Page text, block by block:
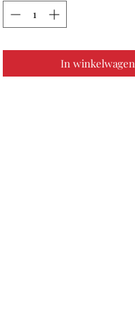
In winkelwagen